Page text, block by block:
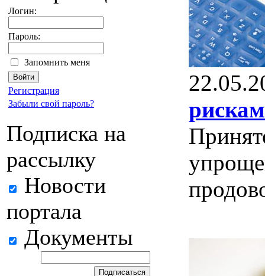
Логин:
Пароль:
Запомнить меня
Регистрация
Забыли свой пароль?
Подписка на
рассылку
Новости
портала
Документы